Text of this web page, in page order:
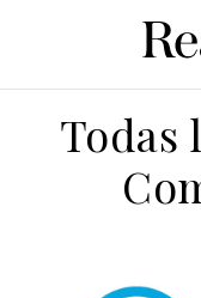
Todas